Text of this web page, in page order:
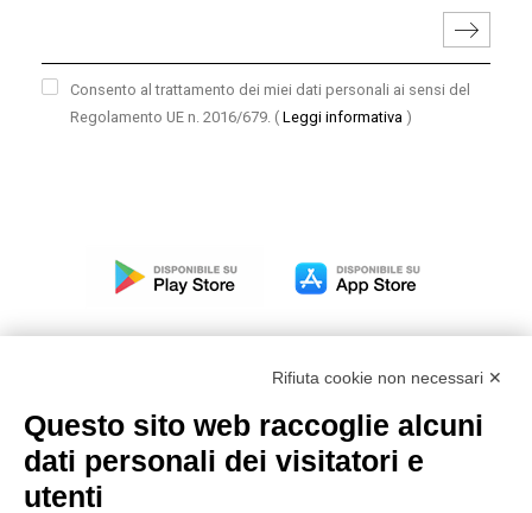
Consento al trattamento dei miei dati personali ai sensi del
Regolamento UE n. 2016/679. ( Leggi informativa )
Modello organizzativo, gestione e controllo – D. lgs.
231/2001
Rifiuta cookie non necessari ✕
Questo sito web raccoglie alcuni
dati personali dei visitatori e
utenti